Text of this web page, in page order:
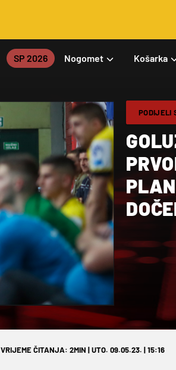
SP 2026 Nogomet Košarka
PODIJELI
GOLUŽA: "SAMI SMO
VRIJEME ČITANJA: 2MIN | UTO. 09.05.23. | 15:16